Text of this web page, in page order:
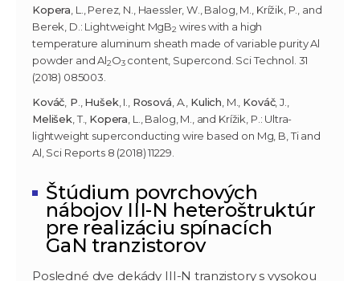
Kopera , L., Perez, N., Haessler, W., Balog, M., Krížik, P., and
Berek, D.: Lightweight MgB2 wires with a high
temperature aluminum sheath made of variable purity Al
powder and Al2O3content, Supercond. Sci Technol. 31
(2018) 085003.
Kováč P Hušek , I., Rosová , A., Kulich , M., Kováč, J.,
Melišek , T., Kopera , L., Balog, M., and Krížik, P.: Ultra-
lightweight superconducting wire based on Mg, B, Ti and
Al, Sci Reports 8 (2018) 11229.
Štúdium povrchových
nábojov III-N heteroštruktúr
pre realizáciu spínacích
GaN tranzistorov
Posledné dve dekády III-N tranzistory s vysokou